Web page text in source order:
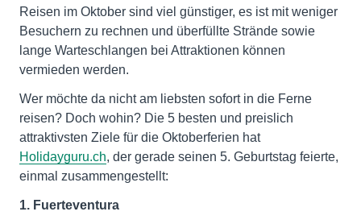
Reisen im Oktober sind viel günstiger, es ist mit weniger
Besuchern zu rechnen und überfüllte Strände sowie
lange Warteschlangen bei Attraktionen können
vermieden werden.
Wer möchte da nicht am liebsten sofort in die Ferne
reisen? Doch wohin? Die 5 besten und preislich
attraktivsten Ziele für die Oktoberferien hat
Holidayguru.ch, der gerade seinen 5. Geburtstag feierte,
einmal zusammengestellt:
1. Fuerteventura